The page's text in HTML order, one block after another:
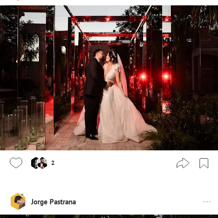
2
Jorge Pastrana